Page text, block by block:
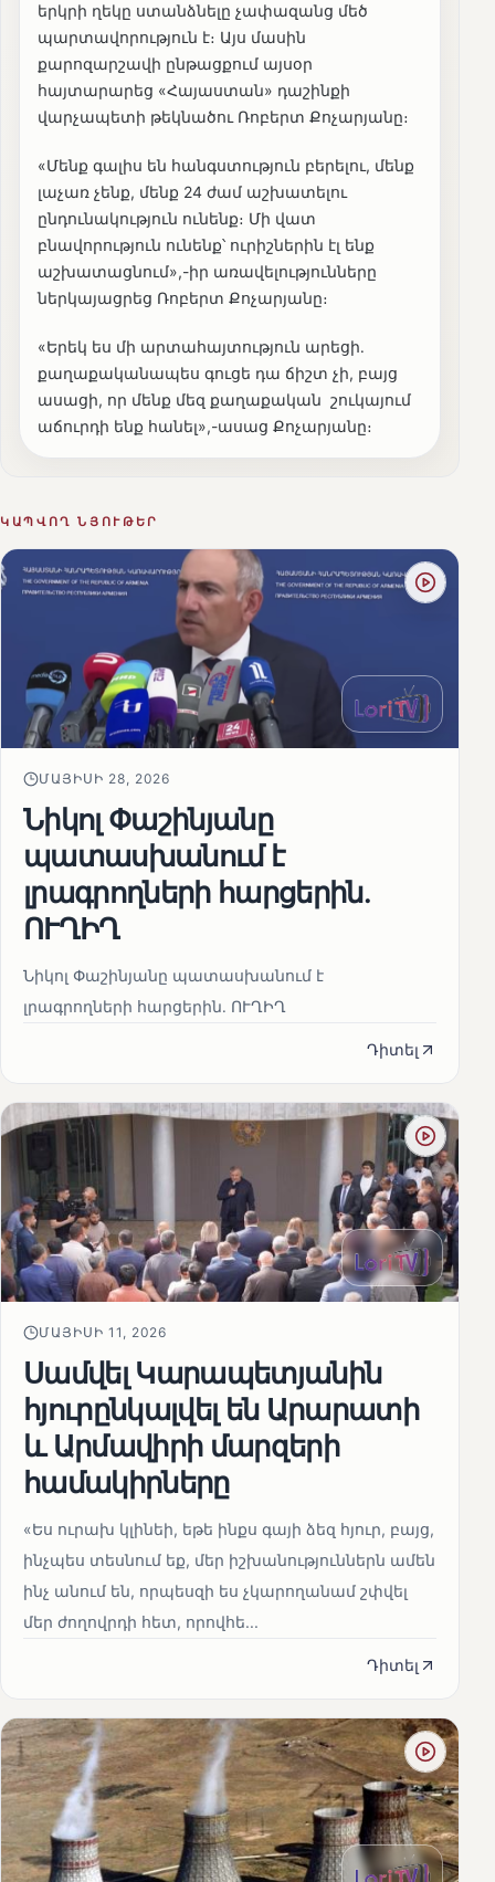
երկրի ղեկը ստանձնելը չափազանց մեծ
պարտավորություն է։ Այս մասին
քարոզարշավի ընթացքում այսօր
հայտարարեց «Հայաստան» դաշինքի
վարչապետի թեկնածու Ռոբերտ Քոչարյանը։
«Մենք գալիս են հանգստություն բերելու, մենք
լաչառ չենք, մենք 24 ժամ աշխատելու
ընդունակություն ունենք։ Մի վատ
բնավորություն ունենք՝ ուրիշներին էլ ենք
աշխատացնում»,-իր առավելությունները
ներկայացրեց Ռոբերտ Քոչարյանը։
«Երեկ ես մի արտահայտություն արեցի․
քաղաքականապես գուցե դա ճիշտ չի, բայց
ասացի, որ մենք մեզ քաղաքական շուկայում
աճուրդի ենք հանել»,-ասաց Քոչարյանը։
ԿԱՊՎՈՂ ՆՅՈՒԹԵՐ
ՄԱՅԻՍԻ 28, 2026
Նիկոլ Փաշինյանը
պատասխանում է
լրագրողների հարցերին․
ՈՒՂԻՂ
Նիկոլ Փաշինյանը պատասխանում է
լրագրողների հարցերին․ ՈՒՂԻՂ
Դիտել
ՄԱՅԻՍԻ 11, 2026
Սամվել Կարապետյանին
հյուրընկալվել են Արարատի
և Արմավիրի մարզերի
համակիրները
«Ես ուրախ կլինեի, եթե ինքս գայի ձեզ հյուր, բայց,
ինչպես տեսնում եք, մեր իշխանություններն ամեն
ինչ անում են, որպեսզի ես չկարողանամ շփվել
մեր ժողովրդի հետ, որովհե...
Դիտել